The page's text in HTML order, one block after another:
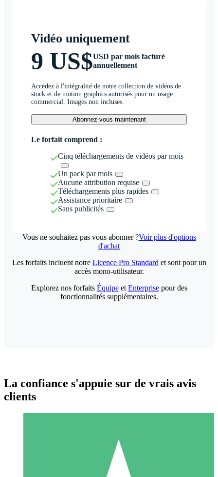
Vidéo uniquement
9 US$USD par mois facturé
annuellement
Accédez à l'intégralité de notre collection de vidéos de
stock et de motion graphics autorisés pour un usage
commercial. Images non incluses.
Abonnez-vous maintenant
Le forfait comprend :
Cinq téléchargements de vidéos par mois
Un pack par mois
Aucune attribution requise
Téléchargements plus rapides
Assistance prioritaire
Sans publicités
Vous ne souhaitez pas vous abonner ?Voir plus d'options
d'achat
Packs de Crédits Individuels
Les forfaits incluent notre Licence Pro Standard et sont pour un
accès mono-utilisateur.
Explorez nos forfaits Équipeet Enterprisepour des
fonctionnalités supplémentaires.
La confiance s'appuie sur de vrais avis
clients